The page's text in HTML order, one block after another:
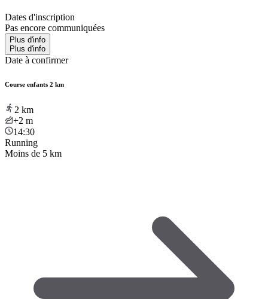
Dates d'inscription
Pas encore communiquées
Plus d'info
Plus d'info
Date à confirmer
Course enfants 2 km
2 km
+2 m
14:30
Running
Moins de 5 km